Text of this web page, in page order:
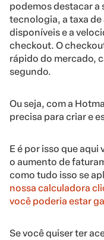
podemos destacar a
tecnologia, a taxa
disponíveis e a
checkout. O
rápido do mercado,
segundo.
Ou seja, com a
precisa para criar e
E é por isso que
o aumento de
como tudo isso se
nossa calculadora
você poderia estar
Se você quiser ter